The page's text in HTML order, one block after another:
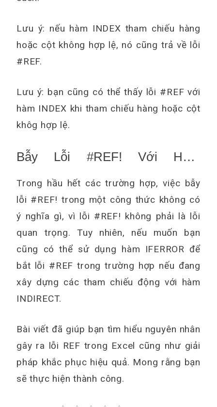
Lưu ý: nếu hàm INDEX tham chiếu hàng
hoặc cột không hợp lệ, nó cũng trả về lỗi
#REF.
Lưu ý: bạn cũng có thể thấy lỗi #REF với
hàm INDEX khi tham chiếu hàng hoặc cột
khôg hợp lệ.
Bẫy Lỗi #REF! Với Hàm
IFERROR
Trong hầu hết các trường hợp, việc bẫy
lỗi #REF! trong một công thức không có
ý nghĩa gì, vì lỗi #REF! không phải là lỗi
quan trọng. Tuy nhiên, nếu muốn bạn
cũng có thể sử dụng hàm IFERROR để
bắt lỗi #REF trong trường hợp nếu đang
xây dựng các tham chiếu động với hàm
INDIRECT.
Bài viết đã giúp bạn tìm hiểu nguyên nhân
gây ra lỗi REF trong Excel cũng như giải
pháp khắc phục hiệu quả. Mong rằng bạn
sẽ thực hiện thành công.